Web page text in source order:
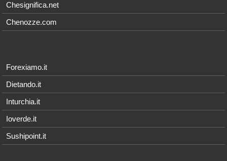
Chesignifica.net
Chenozze.com
Forexiamo.it
Dietando.it
Inturchia.it
Ioverde.it
Sushipoint.it